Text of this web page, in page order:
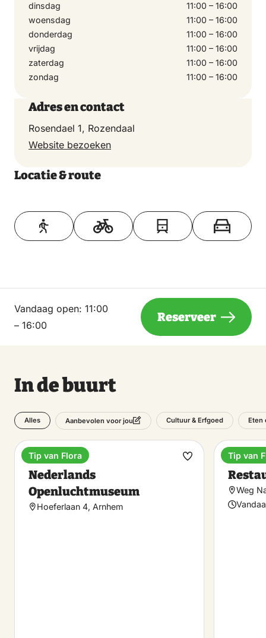
dinsdag
11:00 – 16:00
woensdag
11:00 – 16:00
donderdag
11:00 – 16:00
vrijdag
11:00 – 16:00
zaterdag
11:00 – 16:00
zondag
11:00 – 16:00
Adres en contact
Rosendael 1, Rozendaal
Website bezoeken
Locatie & route
Toon op kaart
Vandaag open: 11:00
– 16:00
Reserveer
In de buurt
Alles Aanbevolen voor jou Cultuur & Erfgoed Eten
Museum
Nederlands
Openluchtmuseum
Hoeferlaan 4, Arnhem
Tip van Flora
Maak
Weg
Tip van